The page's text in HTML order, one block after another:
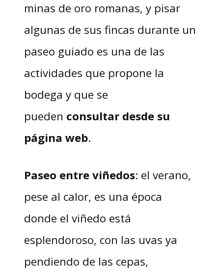
minas de oro romanas, y pisar
algunas de sus fincas durante un
paseo guiado es una de las
actividades que propone la
bodega y que se
pueden consultar desde su
página web.
Paseo entre viñedos: el verano,
pese al calor, es una época
donde el viñedo está
esplendoroso, con las uvas ya
pendiendo de las cepas,